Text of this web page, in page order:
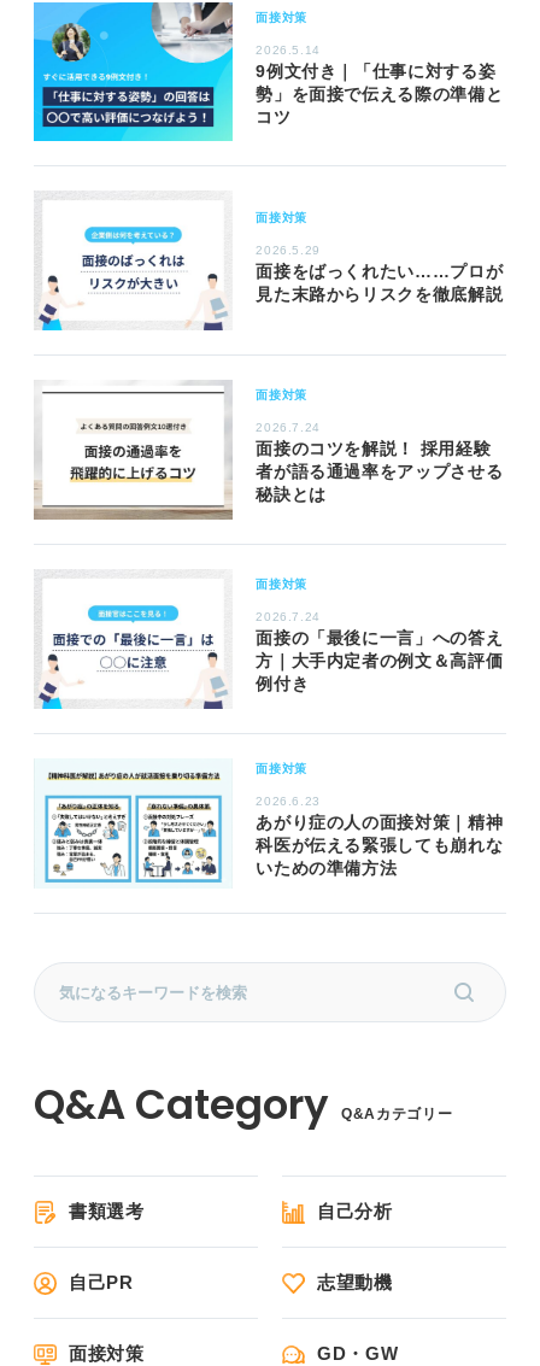
面接対策
2026.5.14
9例文付き｜「仕事に対する姿
勢」を面接で伝える際の準備と
コツ
面接対策
2026.5.29
面接をばっくれたい……プロが
見た末路からリスクを徹底解説
面接対策
2026.7.24
面接のコツを解説！ 採用経験
者が語る通過率をアップさせる
秘訣とは
面接対策
2026.7.24
面接の「最後に一言」への答え
方｜大手内定者の例文＆高評価
例付き
面接対策
2026.6.23
あがり症の人の面接対策｜精神
科医が伝える緊張しても崩れな
いための準備方法
Q&Aカテゴリー
書類選考 自己分析
自己PR 志望動機
面接対策 GD・GW